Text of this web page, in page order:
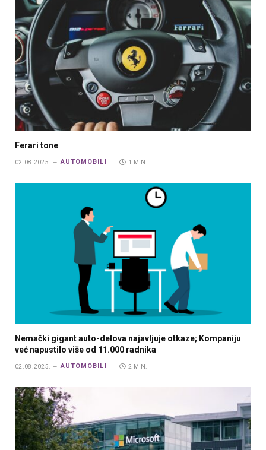
Ferari tone
02.08.2025. AUTOMOBILI 1 MIN.
Nemački gigant auto-delova najavljuje otkaze; Kompaniju
već napustilo više od 11.000 radnika
02.08.2025. AUTOMOBILI 2 MIN.